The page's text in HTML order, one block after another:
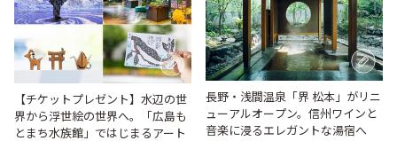
【チケットプレゼント】水辺の世
界から浮世絵の世界へ。「広島も
とまち水族館」ではじまるアート
長野・浅間温泉「界 松本」がリニ
ューアルオープン。信州ワインと
音楽に浸るエレガントな湯宿へ